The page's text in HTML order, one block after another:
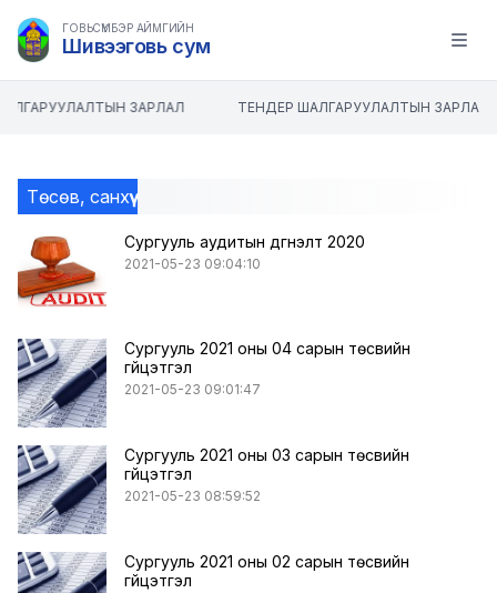
ГОВЬСҮМБЭР АЙМГИЙН
Шивээговь сум Open
ЗАРЛАЛ ТЕНДЕР ШАЛГАРУУЛАЛТЫН ЗАРЛАЛ
Төсөв, санхүү
Сургууль аудитын дүгнэлт 2020
2021-05-23 09:04:10
Сургууль 2021 оны 04 сарын төсвийн
гүйцэтгэл
2021-05-23 09:01:47
Сургууль 2021 оны 03 сарын төсвийн
гүйцэтгэл
2021-05-23 08:59:52
Сургууль 2021 оны 02 сарын төсвийн
гүйцэтгэл